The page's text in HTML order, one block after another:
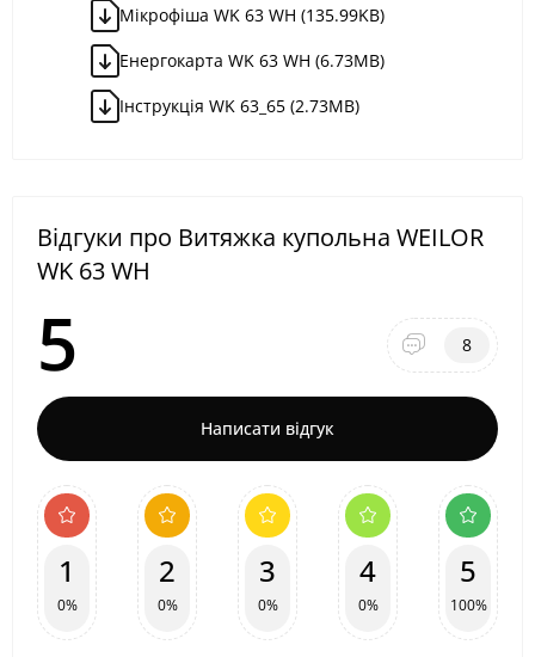
Мікрофіша WK 63 WH (135.99KB)
Енергокарта WK 63 WH (6.73MB)
Інструкція WK 63_65 (2.73MB)
Відгуки про Витяжка купольна WEILOR
WK 63 WH
5 8
Написати відгук
1
0%
2
0%
3
0%
4
0%
5
100%